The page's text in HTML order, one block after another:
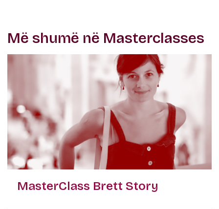
Më shumë në Masterclasses
MasterClass Brett Story